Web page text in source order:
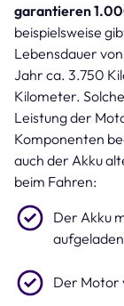
garantieren
beispielsweise
Lebensdauer
Jahr ca. 3.750
Kilometer.
Leistung der
Komponenten
auch der Akku
beim Fahren:
Der Akku
Der Motor